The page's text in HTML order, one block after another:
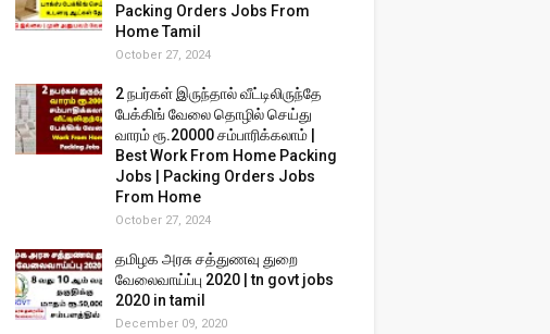
Packing Orders Jobs From
Home Tamil
October 27, 2024
2 நபர்கள் இருந்தால் வீட்டிலிருந்தே
பேக்கிங் வேலை தொழில் செய்து
வாரம் ரூ.20000 சம்பாரிக்கலாம் |
Best Work From Home Packing
Jobs | Packing Orders Jobs
From Home
October 27, 2024
தமிழக அரசு சத்துணவு துறை
வேலைவாய்ப்பு 2020 | tn govt jobs
2020 in tamil
December 09, 2020